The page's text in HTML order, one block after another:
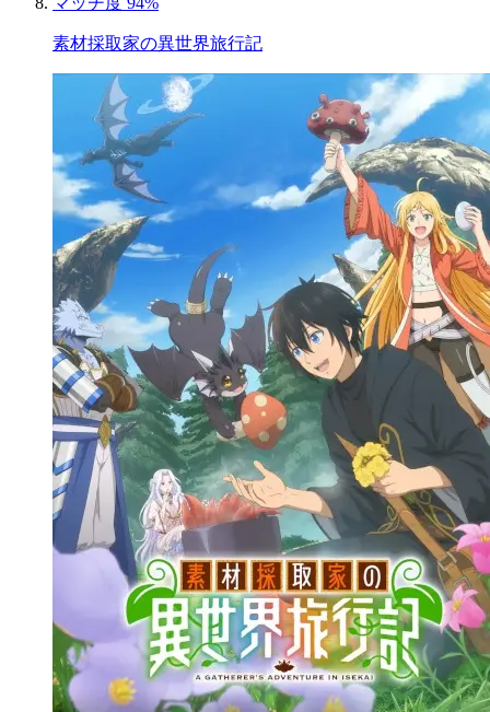
素材採取家の異世界旅行記